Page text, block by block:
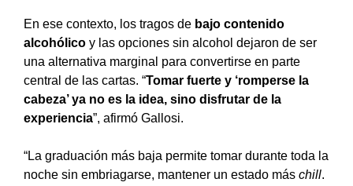
En ese contexto, los tragos de bajo contenido
alcohólico y las opciones sin alcohol dejaron de ser
una alternativa marginal para convertirse en parte
central de las cartas. “Tomar fuerte y ‘romperse la
cabeza’ ya no es la idea, sino disfrutar de la
experiencia”, afirmó Gallosi.
“La graduación más baja permite tomar durante toda la
noche sin embriagarse, mantener un estado más chill.